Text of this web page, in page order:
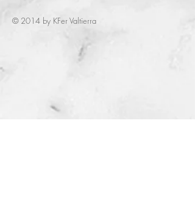
© 2014 by KFer Valtierra